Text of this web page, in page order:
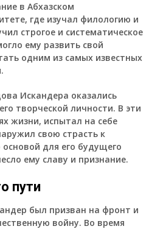
в Абхазском
где изучал филологию и
строгое и систематическое
ему развить свой
одним из самых известных
Искандера оказались
творческой личности. В эти
жизни, испытал на себе
свою страсть к
для его будущего
ему славу и признание.
пути
был призван на фронт и
войну. Во время